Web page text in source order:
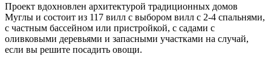
Проект вдохновлен архитектурой традиционных домов
Муглы и состоит из 117 вилл с выбором вилл с 2-4 спальнями,
с частным бассейном или пристройкой, с садами с
оливковыми деревьями и запасными участками на случай,
если вы решите посадить овощи.